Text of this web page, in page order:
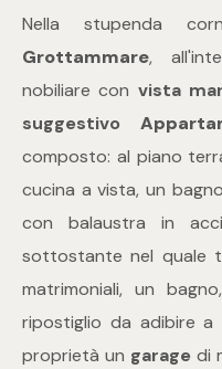
Nella stupenda
Grottammare,
nobiliare con vista
suggestivo
composto: al piano
cucina a vista, un
con balaustra in
sottostante nel quale
matrimoniali, un
ripostiglio da adibire a
proprietà un garage di
Commerciali
Industriali
Terreni